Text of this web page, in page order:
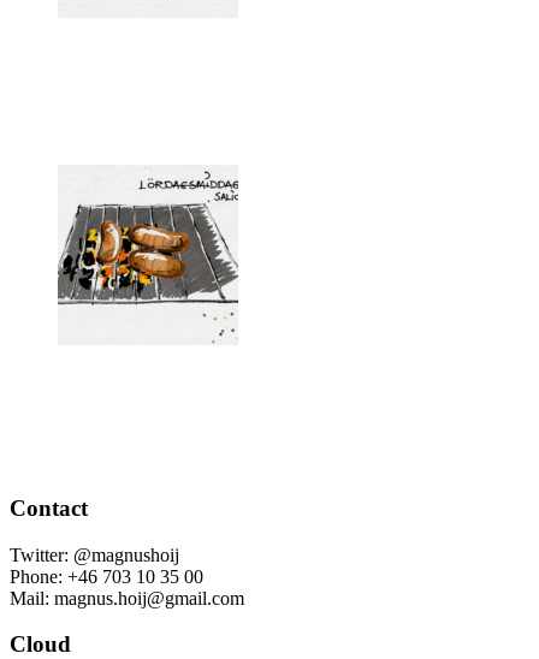
Contact
Twitter: @magnushoij
Phone: +46 703 10 35 00
Mail: magnus.hoij@gmail.com
Cloud